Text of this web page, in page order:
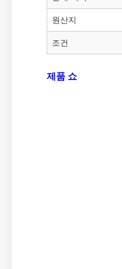
원산지
조건
제품 쇼